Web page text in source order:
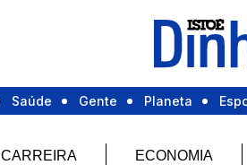
Saúde Gente Planeta
CARREIRA ECONOMIA